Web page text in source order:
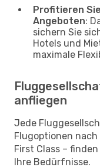
Profitieren
Angeboten:
sichern Sie
Hotels und
maximale
anfliegen
Jede
Flugoptionen nach
First Class –
Ihre Bedürfnisse.